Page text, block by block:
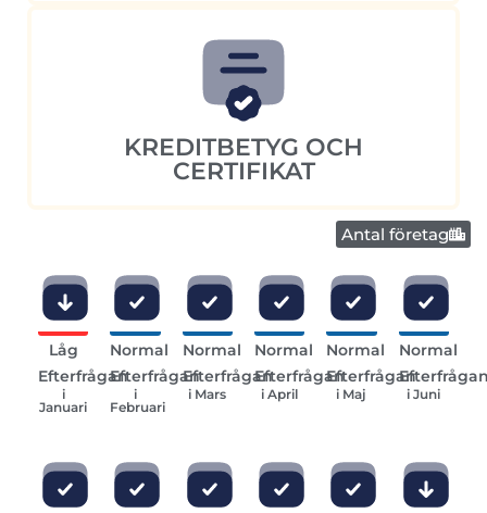
KREDITBETYG OCH
CERTIFIKAT
Antal företag
Låg
Efterfrågan
i
Januari
Normal
Efterfrågan
i
Februari
Normal
Efterfrågan
i Mars
Normal
Efterfrågan
i April
Normal
Efterfrågan
i Maj
Normal
i Juni